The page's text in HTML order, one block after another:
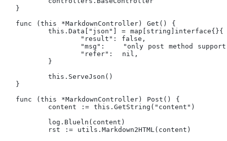
}
func (this *MarkdownController) Get() {
}
func (this *MarkdownController) Post() {